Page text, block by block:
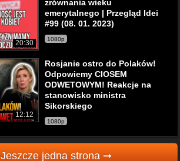
20:30
zrównania wieku
emerytalnego | Przegląd Idei
#99 (08. 01. 2023)
1080p
12:12
Rosjanie ostro do Polaków!
Odpowiemy CIOSEM
ODWETOWYM! Reakcje na
stanowisko ministra
Sikorskiego
1080p
Jeszcze jedna strona ➞